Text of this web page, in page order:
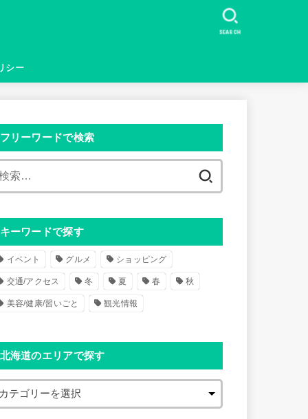
シー
SEARCH
フリーワードで検索
キーワードで探す
イベント グルメ ショッピング
交通/アクセス 冬 夏 春 秋
美容/健康/習いごと 観光情報
北海道のエリアで探す